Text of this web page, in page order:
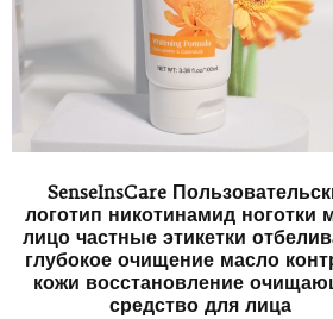
SenseInsCare
логотип никотинамид ноготки
лицо частные этикетки
глубокое очищение масло
кожи восстановление
средство для лица